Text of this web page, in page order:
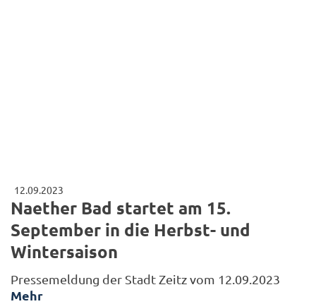
12.09.2023
Naether Bad startet am 15.
September in die Herbst- und
Wintersaison
Pressemeldung der Stadt Zeitz vom 12.09.2023
Mehr